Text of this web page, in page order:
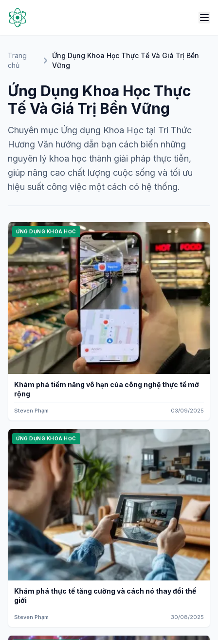
Trang
chủ
Ứng Dụng Khoa Học Thực Tế Và Giá Trị Bền
Vững
Ứng Dụng Khoa Học Thực
Tế Và Giá Trị Bền Vững
Chuyên mục Ứng dụng Khoa Học tại Tri Thức
Hương Văn hướng dẫn bạn cách biến những
nguyên lý khoa học thành giải pháp thực tiễn,
giúp nâng cao chất lượng cuộc sống và tối ưu
hiệu suất công việc một cách có hệ thống.
ỨNG DỤNG KHOA HỌC
Khám phá tiềm năng vô hạn của công nghệ thực tế mở
rộng
Steven Phạm 03/09/2025
ỨNG DỤNG KHOA HỌC
Khám phá thực tế tăng cường và cách nó thay đổi thế
giới
Steven Phạm 30/08/2025